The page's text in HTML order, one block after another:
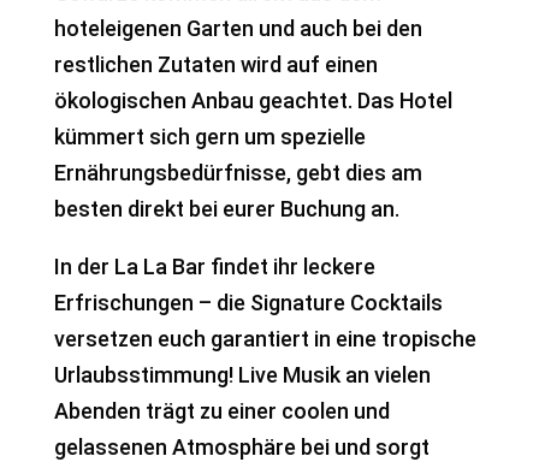
hoteleigenen Garten und auch bei den
restlichen Zutaten wird auf einen
ökologischen Anbau geachtet. Das Hotel
kümmert sich gern um spezielle
Ernährungsbedürfnisse, gebt dies am
besten direkt bei eurer Buchung an.
In der La La Bar findet ihr leckere
Erfrischungen – die Signature Cocktails
versetzen euch garantiert in eine tropische
Urlaubsstimmung! Live Musik an vielen
Abenden trägt zu einer coolen und
gelassenen Atmosphäre bei und sorgt